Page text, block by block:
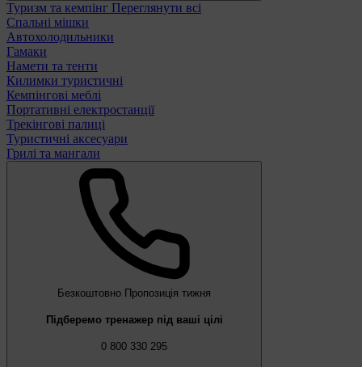
Туризм та кемпінг Переглянути всі
Спальні мішки
Автохолодильники
Гамаки
Намети та тенти
Килимки туристичні
Кемпінгові меблі
Портативні електростанції
Трекінгові палиці
Туристичні аксесуари
Грилі та мангали
Безкоштовно Пропозиція тижня
Підберемо тренажер під ваші цілі
0 800 330 295